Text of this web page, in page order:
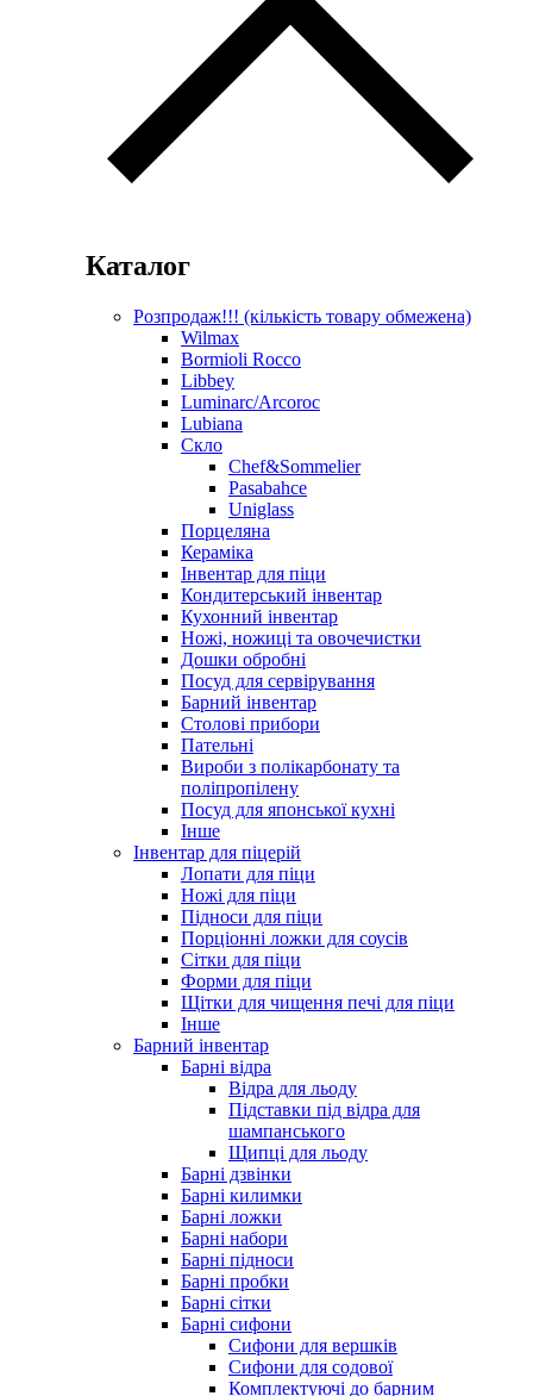
Каталог
Розпродаж!!! (кількість товару обмежена)
Wilmax
Bormioli Rocco
Libbey
Luminarc/Arcoroc
Lubiana
Скло
Chef&Sommelier
Pasabahce
Uniglass
Порцеляна
Кераміка
Інвентар для піци
Кондитерський інвентар
Кухонний інвентар
Ножі, ножиці та овочечистки
Дошки обробні
Посуд для сервірування
Барний інвентар
Столові прибори
Пательні
Вироби з полікарбонату та
поліпропілену
Посуд для японської кухні
Інше
Інвентар для піцерій
Лопати для піци
Ножі для піци
Підноси для піци
Порціонні ложки для соусів
Сітки для піци
Форми для піци
Щітки для чищення печі для піци
Інше
Барний інвентар
Барні відра
Відра для льоду
Підставки під відра для
шампанського
Щипці для льоду
Барні дзвінки
Барні килимки
Барні ложки
Барні набори
Барні підноси
Барні пробки
Барні сітки
Барні сифони
Сифони для вершків
Сифони для содової
Комплектуючі до барним